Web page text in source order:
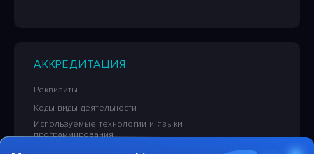
АККРЕДИТАЦИЯ
Реквизиты
Коды виды деятельности
Используемые технологии и языки
программирования
Сведения об исключительных правах на ПО